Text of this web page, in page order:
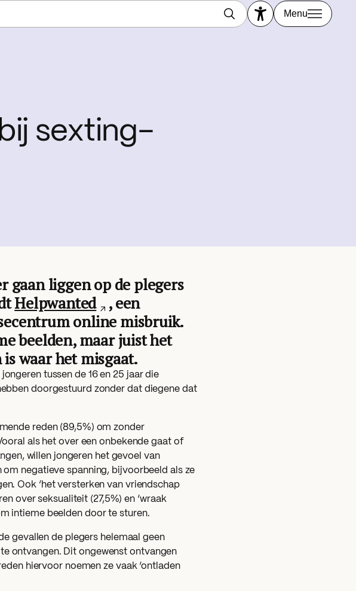
Menu
sexting-
gaan liggen op de plegers
Helpwanted
, een
online misbruik.
beelden, maar juist het
waar het misgaat.
tussen de 16 en 25 jaar die
doorgestuurd zonder dat diegene dat
reden (89,5%) om zonder
als het over een onbekende gaat of
willen jongeren het gevoel van
negatieve spanning, bijvoorbeeld als ze
Ook ‘het versterken van vriendschap
over seksualiteit (27,5%) en ‘wraak
intieme beelden door te sturen.
gevallen de plegers helemaal geen
ontvangen. Dit ongewenst ontvangen
hiervoor noemen ze vaak ‘ontladen